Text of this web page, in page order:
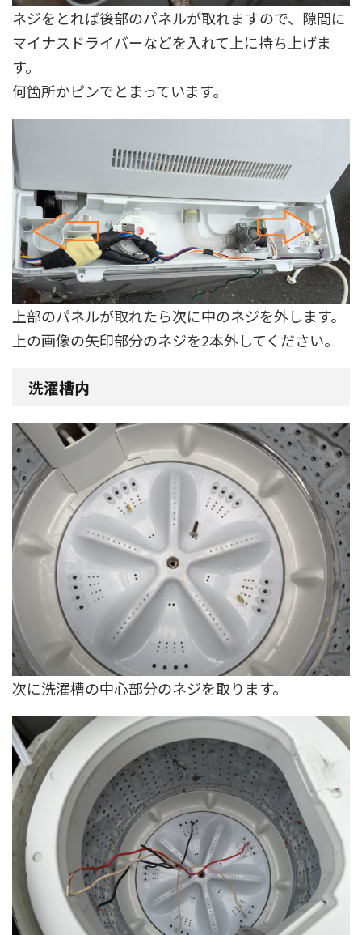
ネジをとれば後部のパネルが取れますので、隙間に
マイナスドライバーなどを入れて上に持ち上げま
す。
何箇所かピンでとまっています。
上部のパネルが取れたら次に中のネジを外します。
上の画像の矢印部分のネジを2本外してください。
洗濯槽内
次に洗濯槽の中心部分のネジを取ります。